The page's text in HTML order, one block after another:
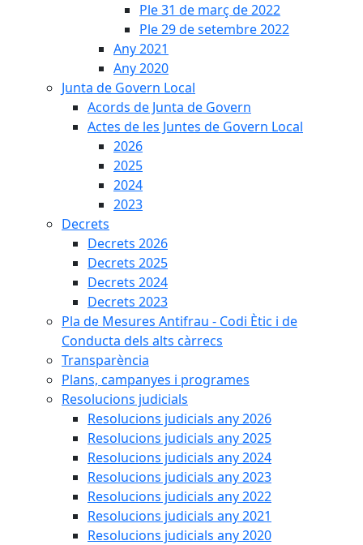
Ple 31 de març de 2022
Ple 29 de setembre 2022
Any 2021
Any 2020
Junta de Govern Local
Acords de Junta de Govern
Actes de les Juntes de Govern Local
2026
2025
2024
2023
Decrets
Decrets 2026
Decrets 2025
Decrets 2024
Decrets 2023
Pla de Mesures Antifrau - Codi Ètic i de
Conducta dels alts càrrecs
Transparència
Plans, campanyes i programes
Resolucions judicials
Resolucions judicials any 2026
Resolucions judicials any 2025
Resolucions judicials any 2024
Resolucions judicials any 2023
Resolucions judicials any 2022
Resolucions judicials any 2021
Resolucions judicials any 2020